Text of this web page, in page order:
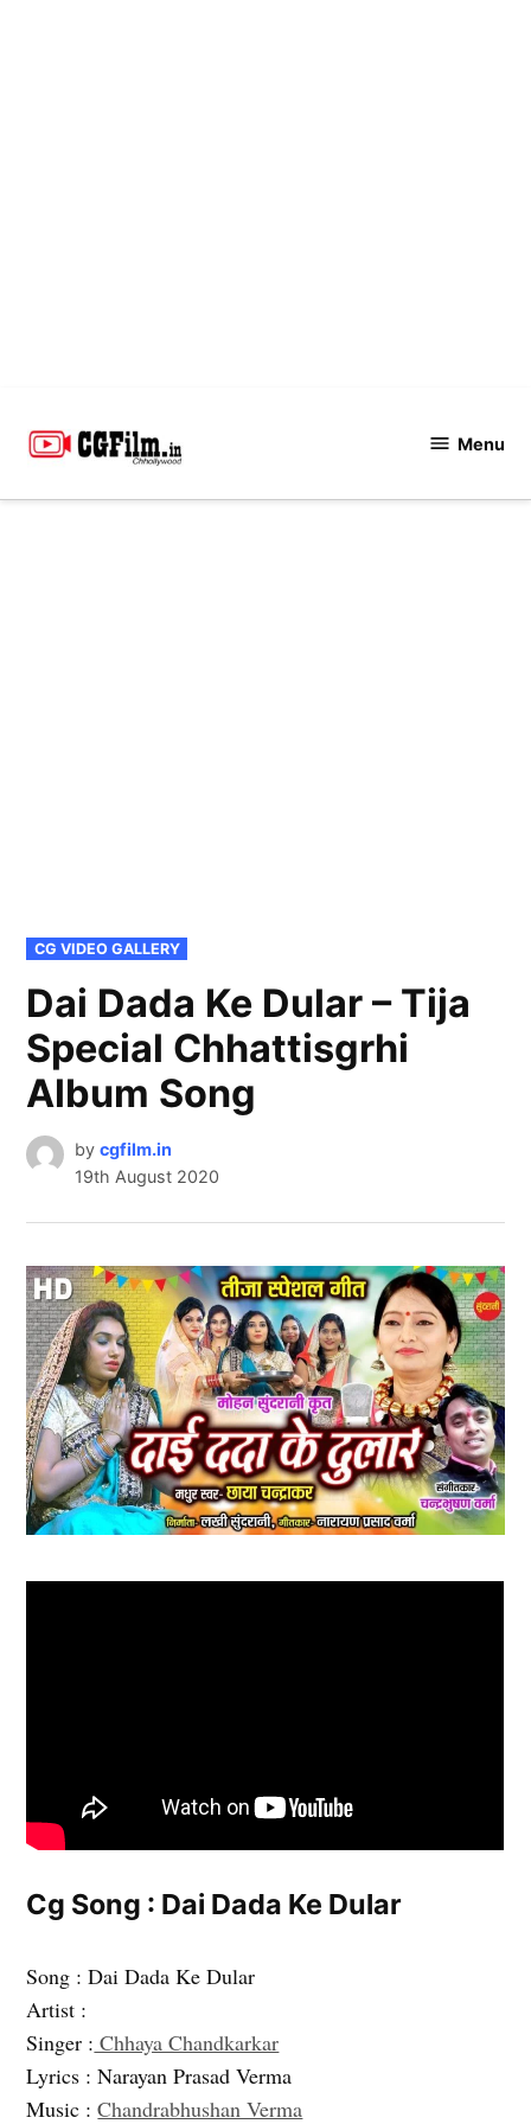
Menu
POSTED
IN
CG VIDEO GALLERY
Dai Dada Ke Dular – Tija
Special Chhattisgrhi
Album Song
by cgfilm.in
19th August 2020
Cg Song : Dai Dada Ke Dular
Song : Dai Dada Ke Dular
Artist :
Singer : Chhaya Chandkarkar
Lyrics : Narayan Prasad Verma
Music :Chandrabhushan Verma